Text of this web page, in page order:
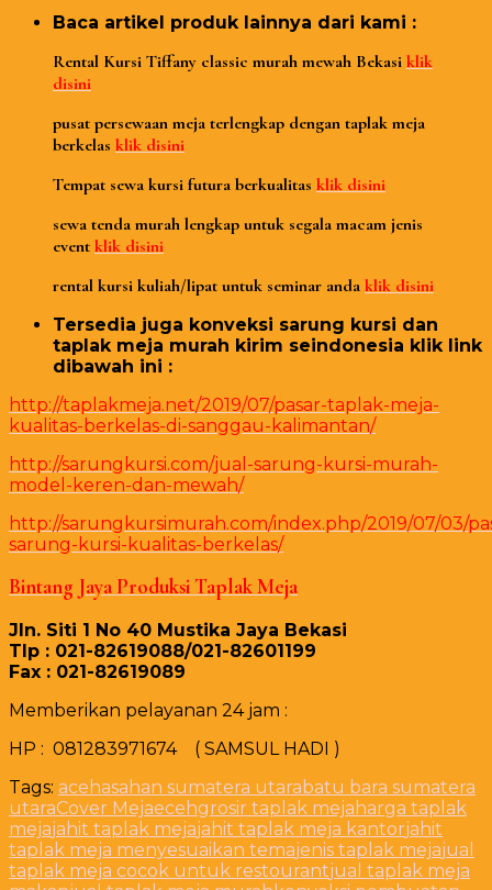
Baca artikel produk lainnya dari kami :
Rental Kursi Tiffany classic murah mewah Bekasi klik
disini
pusat persewaan meja terlengkap dengan taplak meja
berkelas klik disini
Tempat sewa kursi futura berkualitas klik disini
sewa tenda murah lengkap untuk segala macam jenis
event klik disini
rental kursi kuliah/lipat untuk seminar anda klik disini
Tersedia juga konveksi sarung kursi dan
taplak meja murah kirim seindonesia klik link
dibawah ini :
http://taplakmeja.net/2019/07/pasar-taplak-meja-
kualitas-berkelas-di-sanggau-kalimantan/
http://sarungkursi.com/jual-sarung-kursi-murah-
model-keren-dan-mewah/
http://sarungkursimurah.com/index.php/2019/07/03/
sarung-kursi-kualitas-berkelas/
Bintang Jaya Produksi Taplak Meja
Jln. Siti 1 No 40 Mustika Jaya Bekasi
Tlp : 021-82619088/021-82601199
Fax : 021-82619089
Memberikan pelayanan 24 jam :
HP : 081283971674 ( SAMSUL HADI )
Tags: acehasahan sumatera utarabatu bara sumatera
utaraCover Mejaecehgrosir taplak meja harga taplak
mejajahit taplak mejajahit taplak meja kantorjahit
taplak meja menyesuaikan temajenis taplak mejajual
taplak meja cocok untuk restourantjual taplak meja